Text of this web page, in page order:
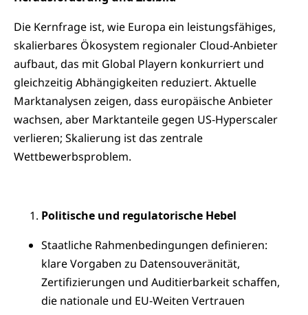
Die Kernfrage ist, wie Europa ein leistungsfähiges,
skalierbares Ökosystem regionaler Cloud‑Anbieter
aufbaut, das mit Global Playern konkurriert und
gleichzeitig Abhängigkeiten reduziert. Aktuelle
Marktanalysen zeigen, dass europäische Anbieter
wachsen, aber Marktanteile gegen US‑Hyperscaler
verlieren; Skalierung ist das zentrale
Wettbewerbsproblem.
Politische und regulatorische Hebel
Staatliche Rahmenbedingungen definieren:
klare Vorgaben zu Datensouveränität,
Zertifizierungen und Auditierbarkeit schaffen,
die nationale und EU‑Weiten Vertrauen